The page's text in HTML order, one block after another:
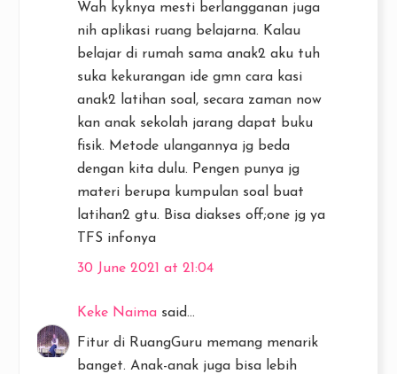
Wah kyknya mesti berlangganan juga
nih aplikasi ruang belajarna. Kalau
belajar di rumah sama anak2 aku tuh
suka kekurangan ide gmn cara kasi
anak2 latihan soal, secara zaman now
kan anak sekolah jarang dapat buku
fisik. Metode ulangannya jg beda
dengan kita dulu. Pengen punya jg
materi berupa kumpulan soal buat
latihan2 gtu. Bisa diakses off;one jg ya
TFS infonya
30 June 2021 at 21:04
Keke Naima said...
Fitur di RuangGuru memang menarik
banget. Anak-anak juga bisa lebih